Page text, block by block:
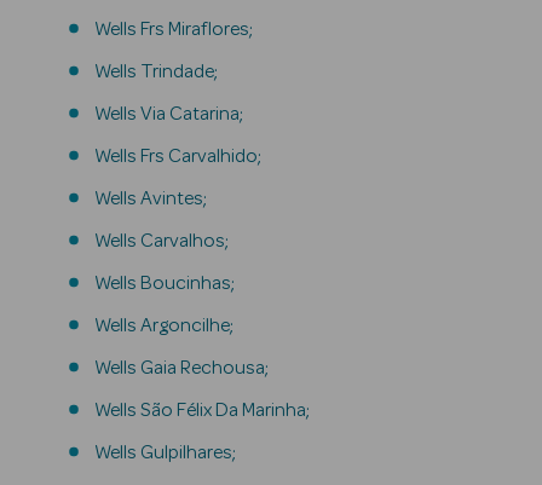
Máscaras
Lábios
Solares
Cosmética
Corpo Luxo
Wells Frs Miraflores;
Wells Trindade;
Wells Via Catarina;
Wells Frs Carvalhido;
Wells Avintes;
Wells Carvalhos;
Wells Boucinhas;
Wells Argoncilhe;
Wells Gaia Rechousa;
Wells São Félix Da Marinha;
Wells Gulpilhares;